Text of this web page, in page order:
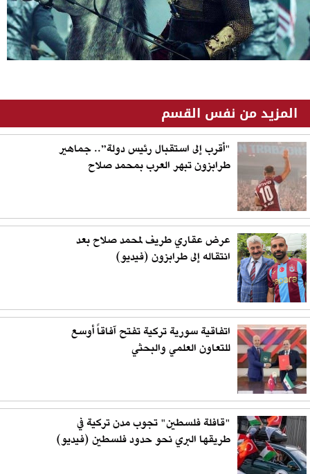
المزيد من نفس القسم
"أقرب إلى استقبال رئيس دولة”.. جماهير
طرابزون تبهر العرب بمحمد صلاح
عرض عقاري طريف لمحمد صلاح بعد
انتقاله إلى طرابزون (فيديو)
اتفاقية سورية تركية تفتح آفاقاً أوسع
للتعاون العلمي والبحثي
"قافلة فلسطين" تجوب مدن تركية في
طريقها البري نحو حدود فلسطين (فيديو)